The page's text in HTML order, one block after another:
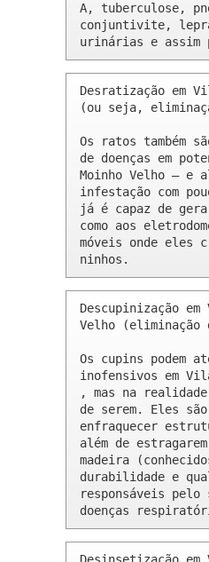
A, tuberculose,
conjuntivite,
urinárias e assim
Desratização em
(ou seja,
Os ratos também
de doenças em
Moinho Velho – e
infestação com
já é capaz de
como aos
móveis onde eles
ninhos.
Descupinização
Velho (eliminação
Os cupins podem
inofensivos em
, mas na
de serem. Eles
enfraquecer
além de
madeira
durabilidade e
responsáveis pelo
doenças